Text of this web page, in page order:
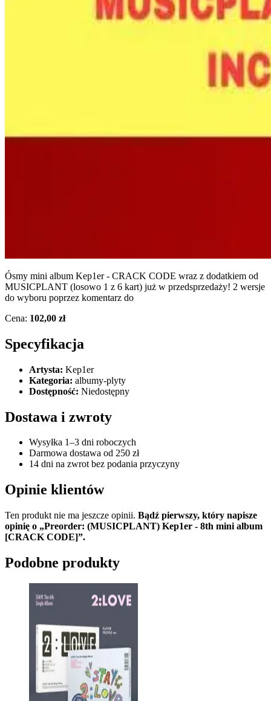
Ósmy mini album Kep1er - CRACK CODE wraz z dodatkiem od
MUSICPLANT (losowo 1 z 6 kart) już w przedsprzedaży! 2 wersje
do wyboru poprzez komentarz do
Cena: 102,00 zł
Specyfikacja
Artysta: Kep1er
Kategoria: albumy-plyty
Dostępność: Niedostępny
Dostawa i zwroty
Wysyłka 1–3 dni roboczych
Darmowa dostawa od 250 zł
14 dni na zwrot bez podania przyczyny
Opinie klientów
Ten produkt nie ma jeszcze opinii. Bądź pierwszy, który napisze
opinię o „Preorder: (MUSICPLANT) Kep1er - 8th mini album
[CRACK CODE]”.
Podobne produkty